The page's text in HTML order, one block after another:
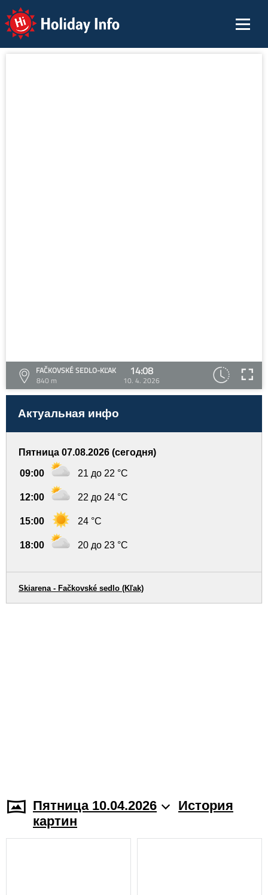
Holiday Info
FAČKOVSKÉ SEDLO-KĽAK
840 m
14:08
10. 4. 2026
Актуальная инфо
Пятница 07.08.2026 (сегодня)
09:00 21 до 22 °C
12:00 22 до 24 °C
15:00 24 °C
18:00 20 до 23 °C
Skiarena - Fačkovské sedlo (Kľak)
Пятница 10.04.2026
История
картин